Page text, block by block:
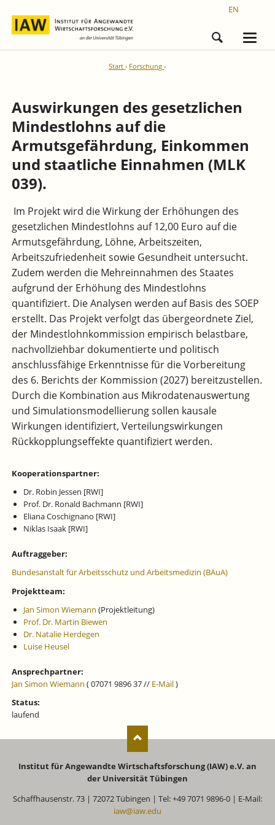
EN
Start Forschung
Auswirkungen des gesetzlichen
Mindestlohns auf die
Armutsgefährdung, Einkommen
und staatliche Einnahmen (MLK
039).
Im Projekt wird die Wirkung der Erhöhungen des
gesetzlichen Mindestlohns auf 12,00 Euro auf die
Armutsgefährdung, Löhne, Arbeitszeiten,
Arbeitszufriedenheit sowie Gesundheit untersucht.
Zudem werden die Mehreinnahmen des Staates
aufgrund der Erhöhung des Mindestlohns
quantifiziert. Die Analysen werden auf Basis des SOEP
erstellt. Das Projekt verfolgt das übergeordnete Ziel,
der Mindestlohnkommission empirisch belastbare,
nachvollziehbar dokumentierte und politisch
anschlussfähige Erkenntnisse für die Vorbereitung
des 6. Berichts der Kommission (2027) bereitzustellen.
Durch die Kombination aus Mikrodatenauswertung
und Simulationsmodellierung sollen kausale
Wirkungen identifiziert, Verteilungswirkungen
Rückkopplungseffekte quantifiziert werden.
Kooperationspartner:
Dr. Robin Jessen [RWI]
Prof. Dr. Ronald Bachmann [RWI]
Eliana Coschignano [RWI]
Niklas Isaak [RWI]
Auftraggeber:
Bundesanstalt für Arbeitsschutz und Arbeitsmedizin (BAuA)
Projektteam:
Jan Simon Wiemann (Projektleitung)
Prof. Dr. Martin Biewen
Dr. Natalie Herdegen
Luise Heusel
Ansprechpartner:
Jan Simon Wiemann ( 07071 9896 37 // E-Mail)
Status:
laufend
Institut für Angewandte Wirtschaftsforschung (IAW) e.V. an
der Universität Tübingen
Schaffhausenstr. 73 | 72072 Tübingen | Tel: +49 7071 9896-0 | E-Mail:
iaw@iaw.edu